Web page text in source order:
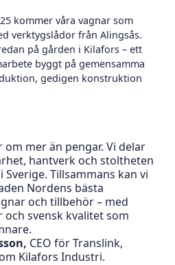
kommer våra vagnar som
verktygslådor från Alingsås.
på gården i Kilafors – ett
byggt på gemensamma
gedigen konstruktion
om mer än pengar. Vi delar
hantverk och stoltheten
Tillsammans kan vi
Nordens bästa
och tillbehör – med
svensk kvalitet som
CEO för Translink,
Kilafors Industri.